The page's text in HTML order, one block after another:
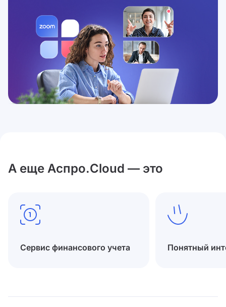
А еще Аспро.Cloud — это
Сервис финансового учета Понятный